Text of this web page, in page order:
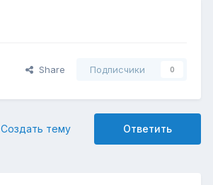
Share Подписчики 0
Ответить
Создать тему